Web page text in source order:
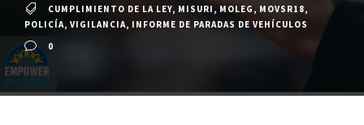
CUMPLIMIENTO DE LA LEY, MISURI , MOLEG , MOVSR18,
POLICÍA, VIGILANCIA, INFORME DE PARADAS DE VEHÍCULOS
0